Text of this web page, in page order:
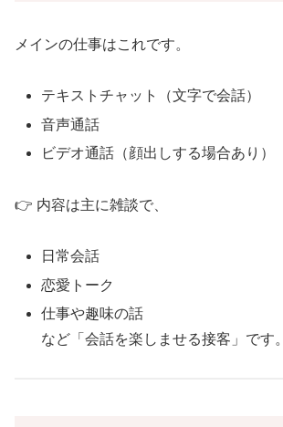
メインの仕事はこれです。
テキストチャット（文字で会話）
音声通話
ビデオ通話（顔出しする場合あり）
👉 内容は主に雑談で、
日常会話
恋愛トーク
仕事や趣味の話
など「会話を楽しませる接客」です。